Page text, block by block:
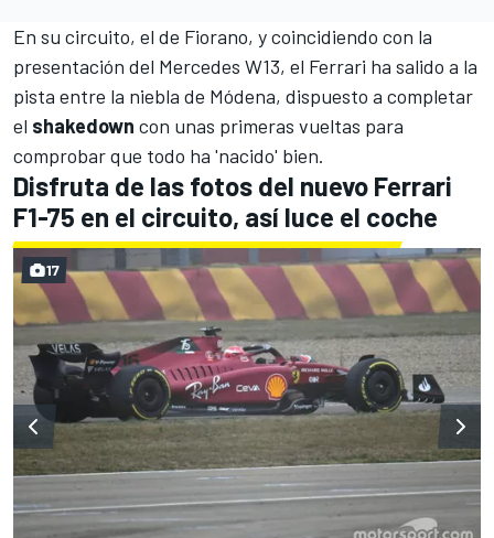
En su circuito, el de Fiorano, y coincidiendo con la
presentación del Mercedes W13, el Ferrari ha salido a la
pista entre la niebla de Módena, dispuesto a completar
el shakedown con unas primeras vueltas para
comprobar que todo ha 'nacido' bien.
Disfruta de las fotos del nuevo Ferrari
F1-75 en el circuito, así luce el coche
17